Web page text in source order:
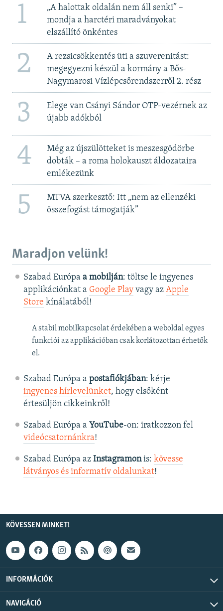
1
„A halottak oldalán nem áll senki” –
mondja a harctéri maradványokat
elszállító önkéntes
2
A rezsicsökkentés üti a szuverenitást:
megegyezni készül a kormány a Bős-
Nagymarosi Vízlépcsőrendszerről 2. rész
3
Elege van Csányi Sándor OTP-vezérnek az
újabb adókból
4
Még az újszülötteket is meszesgödörbe
dobták – a roma holokauszt áldozataira
emlékezünk
5
MTVA szerkesztő: Itt „nem az ellenzéki
összefogást támogatják”
Maradjon velünk!
Szabad Európa a mobilján: töltse le ingyenes
applikációnkat a Google Playvagy az Apple
Store kínálatából!
A stabil mobilkapcsolat érdekében a weboldal egyes
funkciói az applikációban csak korlátozottan érhetők
el.
Szabad Európa a postafiókjában: kérje
ingyenes hírlevelünket, hogy elsőként
értesüljön cikkeinkről!
Szabad Európa a YouTube-on: iratkozzon fel
videócsatornánkra!
Szabad Európa az Instagramonis: kövesse
látványos és informatív oldalunkat! ​
KÖVESSEN MINKET!
INFORMÁCIÓK
NAVIGÁCIÓ